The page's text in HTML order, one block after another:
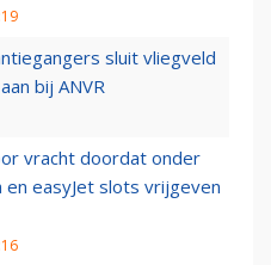
sluit vliegveld
bij ANVR
vracht doordat onder
en easyJet slots vrijgeven